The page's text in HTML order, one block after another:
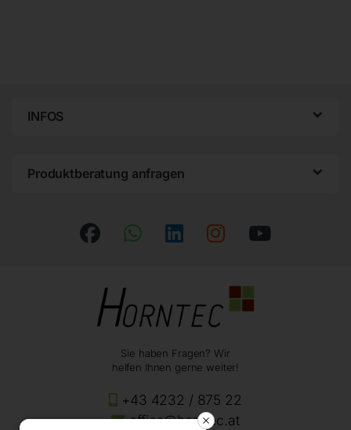
INFOS
Produktberatung anfragen
Sie haben Fragen? Wir
helfen Ihnen gerne weiter!
+43 4232 / 875 22
office@horntec.at